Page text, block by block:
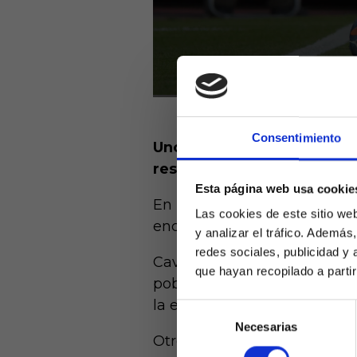
Consentimiento
Esta página web usa
Las cookies de este sitio
y analizar el tráfico.
redes sociales, publicidad y
que hayan recopilado a
Selección
consentimiento
Necesarias
mayores de
Uno de los problemas del
resultados, es la falta de
En lo que llevamos de
encargados de materializar
Cavani, máximo anotador,
pobre rendimiento, han
la escuadra de la capital
Otro de los encargados de